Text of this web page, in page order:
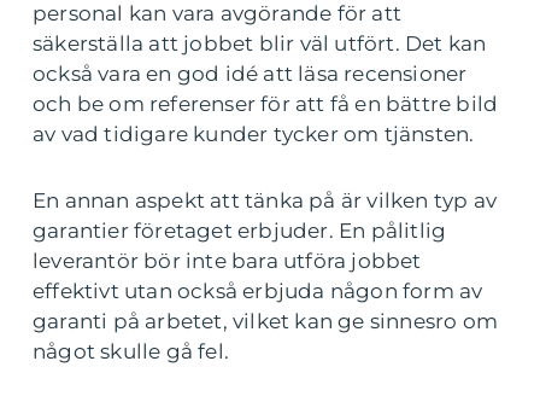
personal kan vara avgörande för att
säkerställa att jobbet blir väl utfört. Det kan
också vara en god idé att läsa recensioner
och be om referenser för att få en bättre bild
av vad tidigare kunder tycker om tjänsten.
En annan aspekt att tänka på är vilken typ av
garantier företaget erbjuder. En pålitlig
leverantör bör inte bara utföra jobbet
effektivt utan också erbjuda någon form av
garanti på arbetet, vilket kan ge sinnesro om
något skulle gå fel.